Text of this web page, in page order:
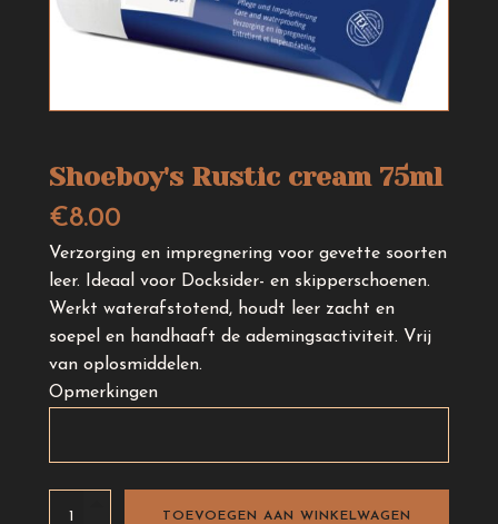
Shoeboy's Rustic cream 75ml
€8.00
Verzorging en impregnering voor gevette soorten
leer. Ideaal voor Docksider- en skipperschoenen.
Werkt waterafstotend, houdt leer zacht en
soepel en handhaaft de ademingsactiviteit. Vrij
van oplosmiddelen.
Opmerkingen
Shoeboy's
TOEVOEGEN AAN WINKELWAGEN